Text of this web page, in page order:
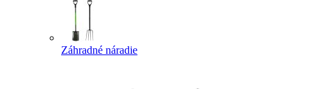
Záhradné náradie